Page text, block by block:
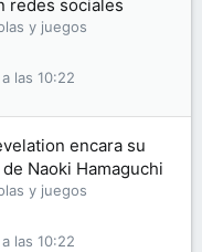
redes sociales
y juegos
las 10:22
encara su
Naoki Hamaguchi
y juegos
las 10:22